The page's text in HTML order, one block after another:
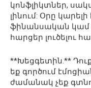
կոնֆլիկտներ,
լինում: Օրը
ֆինանսական կամ
հարցեր լուծելու
**Խեցգետին.**
եք գործում
ժամանակ չեք